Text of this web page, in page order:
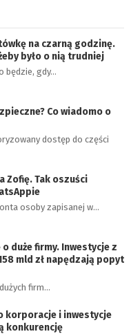
na czarną godzinę.
było o nią trudniej
będzie, gdy…
Co wiadomo o
dostęp do części
Zofię. Tak oszuści
osoby zapisanej w…
duże firmy. Inwestycje z
mld zł napędzają popyt
firm…
korporacje i inwestycje
konkurencję